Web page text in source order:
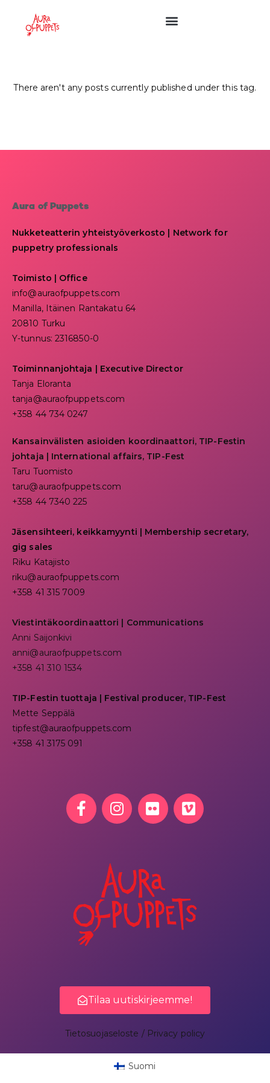
There aren't any posts currently published under this tag.
Aura of Puppets
Nukketeatterin yhteistyöverkosto | Network for
puppetry professionals
Toimisto | Office
info@auraofpuppets.com
Manilla, Itäinen Rantakatu 64
20810 Turku
Y-tunnus: 2316850-0
Toiminnanjohtaja | Executive Director
Tanja Eloranta
tanja@auraofpuppets.com
+358 44 734 0247
Kansainvälisten asioiden koordinaattori, TIP-Festin
johtaja | International affairs, TIP-Fest
Taru Tuomisto
taru@auraofpuppets.com
+358 44 7340 225
Jäsensihteeri, keikkamyynti | Membership secretary,
gig sales
Riku Katajisto
riku@auraofpuppets.com
+358 41 315 7009
Viestintäkoordinaattori | Communications
Anni Saijonkivi
anni@auraofpuppets.com
+358 41 310 1534
TIP-Festin tuottaja | Festival producer, TIP-Fest
Mette Seppälä
tipfest@auraofpuppets.com
+358 41 3175 091
Tilaa uutiskirjeemme!
Tietosuojaseloste / Privacy policy
Suomi